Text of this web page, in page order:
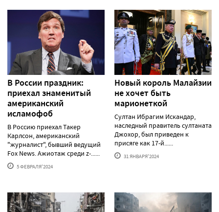
В России праздник:
приехал знаменитый
американский
исламофоб
В Россию приехал Такер
Карлсон, американский
"журналист", бывший ведущий
Fox News. Ажиотаж среди z-......
5 ФЕВРАЛЯ'2024
Новый король Малайзии
не хочет быть
марионеткой
Султан Ибрагим Искандар,
наследный правитель султаната
Джохор, был приведен к
присяге как 17-й......
31 ЯНВАРЯ'2024